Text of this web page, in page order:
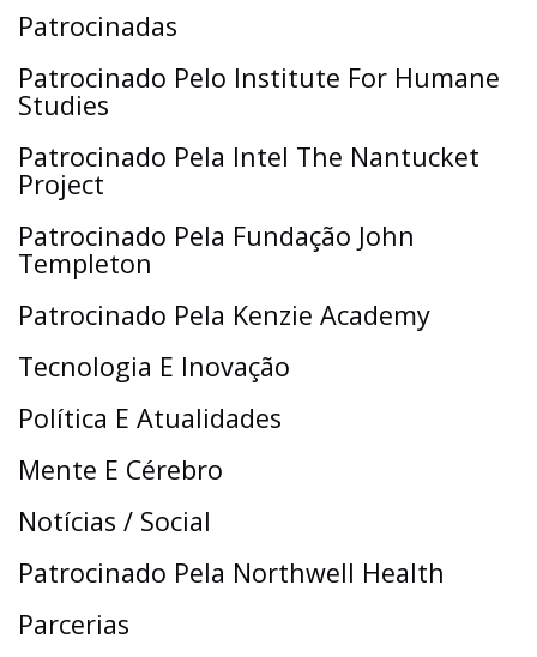
Patrocinadas
Patrocinado Pelo Institute For Humane
Studies
Patrocinado Pela Intel The Nantucket
Project
Patrocinado Pela Fundação John
Templeton
Patrocinado Pela Kenzie Academy
Tecnologia E Inovação
Política E Atualidades
Mente E Cérebro
Notícias / Social
Patrocinado Pela Northwell Health
Parcerias